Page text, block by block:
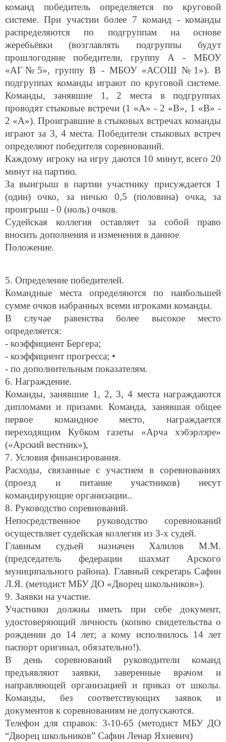
команд победитель определяется по круговой
системе. При участии более 7 команд - команды
распределяются по подгруппам на основе
жеребьёвки (возглавлять подгруппы будут
прошлогодние победители, группу А - МБОУ
«АГ№5», группу В - МБОУ «АСОШ №1»). В
подгруппах команды играют по круговой системе.
Команды, занявшие 1, 2 места в подгруппах
проводят стыковые встречи (1 «А» - 2 «В», 1 «В» -
2 «А»). Проигравшие в стыковых встречах команды
играют за 3, 4 места. Победители стыковых встреч
определяют победителя соревнований.
Каждому игроку на игру даются 10 минут, всего 20
минут на партию.
За выигрыш в партии участнику присуждается 1
(один) очко, за ничью 0,5 (половина) очка, за
проигрыш - 0 (ноль) очков.
Судейская коллегия оставляет за собой право
вносить дополнения и изменения в данное
Положение.
5. Определение победителей.
Командные места определяются по наибольшей
сумме очков набранных всеми игроками команды.
В случае равенства более высокое место
определяется:
- коэффициент Бергера;
- коэффициент прогресса; •
- по дополнительным показателям.
6. Награждение.
Команды, занявшие 1, 2, 3, 4 места награждаются
дипломами и призами. Команда, занявшая общее
первое командное место, награждается
переходящим Кубком газеты «Арча хэбэрлэре»
(«Арский вестник»),
7. Условия финансирования.
Расходы, связанные с участием в соревнованиях
(проезд и питание участников) несут
командирующие организации..
8. Руководство соревнований.
Непосредственное руководство соревнований
осуществляет судейская коллегия из 3-х судей.
Главным судьей назначен Халилов М.М.
(председатель федерации шахмат Арского
муниципального района). Главный секретарь Сафин
Л.Я. (методист МБУ ДО «Дворец школьников»).
9. Заявки на участие.
Участники должны иметь при себе документ,
удостоверяющий личность (копию свидетельства о
рождении до 14 лет; а кому исполнилось 14 лет
паспорт оригинал, обязательно!).
В день соревнований руководители команд
предъявляют заявки, заверенные врачом и
направляющей организацией и приказ от школы.
Команды, без соответствующих заявок и
документов к соревнованиям не допускаются.
Телефон для справок: 3-10-65 (методист МБУ ДО
“Дворец школьников” Сафин Ленар Яхиевич)